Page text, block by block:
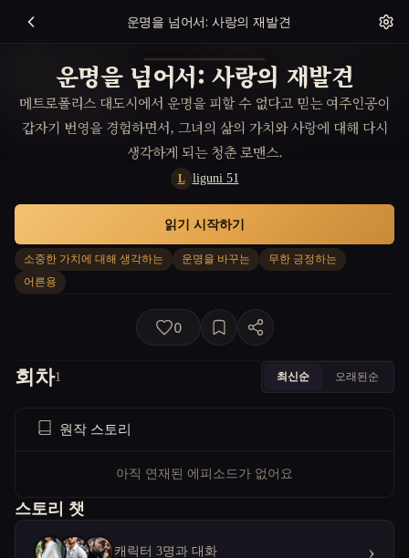
운명을 넘어서: 사랑의 재발견
운명을 넘어서: 사랑의 재발견
메트로폴리스 대도시에서 운명을 피할 수 없다고 믿는 여주인공이
갑자기 번영을 경험하면서, 그녀의 삶의 가치와 사랑에 대해 다시
생각하게 되는 청춘 로맨스.
L liguni 51
소중한 가치에 대해 생각하는 운명을 바꾸는
무한 긍정하는
어른용
읽기 시작하기
0
회차1 최신순 오래된순
원작 스토리
아직 연재된 에피소드가 없어요
스토리 챗
캐릭터 3명과 대화 ›